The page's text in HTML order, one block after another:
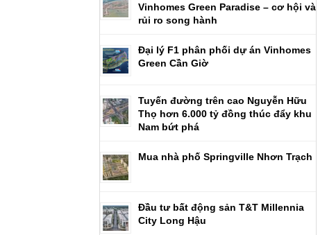
Vinhomes Green Paradise – cơ hội và
rủi ro song hành
Đại lý F1 phân phối dự án Vinhomes
Green Cần Giờ
Tuyến đường trên cao Nguyễn Hữu
Thọ hơn 6.000 tỷ đồng thúc đẩy khu
Nam bứt phá
Mua nhà phố Springville Nhơn Trạch
Đầu tư bất động sản T&T Millennia
City Long Hậu